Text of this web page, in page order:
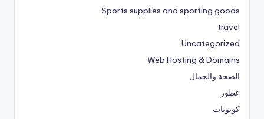
Sports supplies and sporting goods
travel
Uncategorized
Web Hosting & Domains
الصحة والجمال
عطور
كوبونات